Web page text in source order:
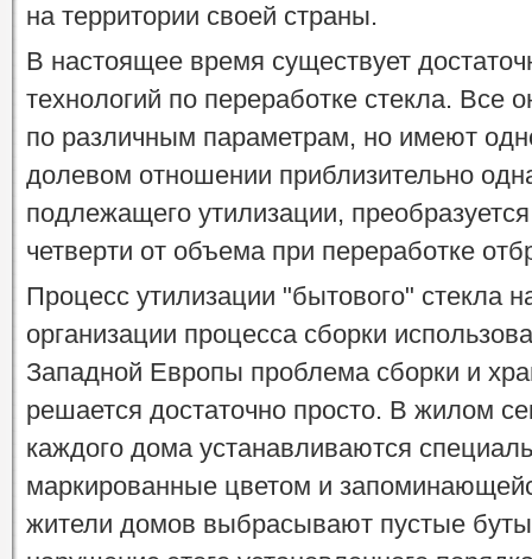
на территории своей страны.
В настоящее время существует
технологий по переработке стекла. Все
по различным параметрам, но имеют
долевом отношении приблизительно
подлежащего утилизации,
четверти от объема при переработке
Процесс утилизации "бытового" стекла
организации процесса сборки
Западной Европы проблема сборки и
решается достаточно просто. В жилом
каждого дома устанавливаются
маркированные цветом и
жители домов выбрасывают пустые